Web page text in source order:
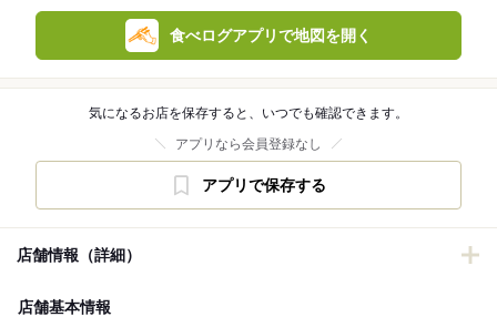
食べログアプリで地図を開く
気になるお店を保存すると、いつでも確認できます。
アプリなら会員登録なし
アプリで保存する
店舗情報（詳細）
店舗基本情報